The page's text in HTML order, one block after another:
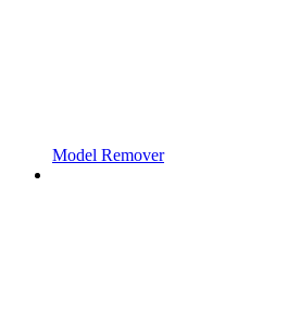
Model Remover